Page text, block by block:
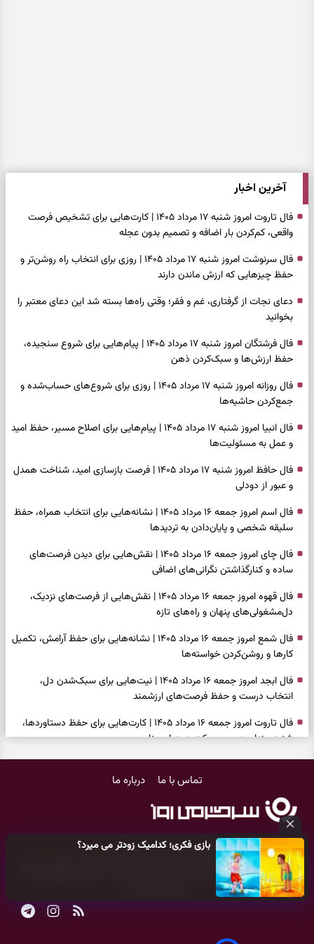
بازی فکری؛ کدامیک زودتر می میرد؟
آخرین اخبار
فال تاروت امروز شنبه ۱۷ مرداد ۱۴۰۵ | کارت‌هایی برای تشخیص فرصت
واقعی، کم‌کردن بار اضافه و تصمیم بدون عجله
فال سرنوشت امروز شنبه ۱۷ مرداد ۱۴۰۵ | روزی برای انتخاب راه روشن‌تر و
حفظ چیزهایی که ارزش ماندن دارند
دعای نجات از گرفتاری، غم و فقر؛ وقتی راه‌ها بسته شد این دعای معتبر را
بخوانید
فال فرشتگان امروز شنبه ۱۷ مرداد ۱۴۰۵ | پیام‌هایی برای شروع سنجیده،
حفظ ارزش‌ها و سبک‌کردن ذهن
فال روزانه امروز شنبه ۱۷ مرداد ۱۴۰۵ | روزی برای شروع‌های حساب‌شده و
جمع‌کردن حاشیه‌ها
فال انبیا امروز شنبه ۱۷ مرداد ۱۴۰۵ | پیام‌هایی برای اصلاح مسیر، حفظ امید
و عمل به مسئولیت‌ها
فال حافظ امروز شنبه ۱۷ مرداد ۱۴۰۵ | فرصت بازسازی امید، شناخت همدل
و عبور از دودلی
فال اسم امروز جمعه ۱۶ مرداد ۱۴۰۵ | نشانه‌هایی برای انتخاب همراه، حفظ
سلیقه شخصی و پایان‌دادن به تردیدها
فال چای امروز جمعه ۱۶ مرداد ۱۴۰۵ | نقش‌هایی برای دیدن فرصت‌های
ساده و کنارگذاشتن نگرانی‌های اضافی
فال قهوه امروز جمعه ۱۶ مرداد ۱۴۰۵ | نقش‌هایی از فرصت‌های نزدیک،
دل‌مشغولی‌های پنهان و راه‌های تازه
فال شمع امروز جمعه ۱۶ مرداد ۱۴۰۵ | نشانه‌هایی برای حفظ آرامش، تکمیل
کارها و روشن‌کردن خواسته‌ها
فال ابجد امروز جمعه ۱۶ مرداد ۱۴۰۵ | نیت‌هایی برای سبک‌شدن دل،
انتخاب درست و حفظ فرصت‌های ارزشمند
فال تاروت امروز جمعه ۱۶ مرداد ۱۴۰۵ | کارت‌هایی برای حفظ دستاوردها،
شنیدن ندای درون و حرکت در زمان مناسب
دیدن ارزش مسیرهای آرام
وقتی همه راه‌ها بسته شد، این دعای گشایش را بخوانید؛ ذکر معتبر برای
آسان شدن فوری کارهای سخت
فال فرشتگان امروز جمعه ۱۶ مرداد ۱۴۰۵ | پیام‌هایی برای آرام‌کردن ذهن و
نگه‌داشتن چیزهای ارزشمند
تماس با ما درباره ما
کلیه حقوق مادی و معنوی این سایت متعلق بهپایگاه خبری سرگرمی روز
می‌باشد و هر گونه کپی‌برداری توسط دیگر سایت‌ها